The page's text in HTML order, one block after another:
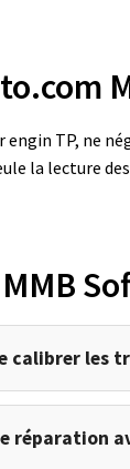
engin TP, ne
la lecture
MMB
calibrer les
réparation